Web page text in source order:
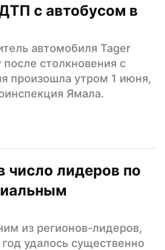
с автобусом в
автомобиля Tager
столкновения с
произошла утром 1 июня,
Ямала.
число лидеров по
из регионов-лидеров,
удалось существенно